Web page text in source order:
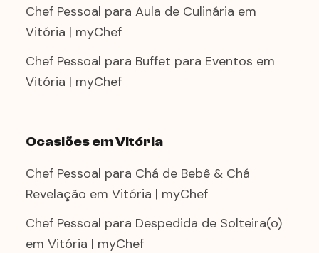
Chef Pessoal para Aula de Culinária em
Vitória | myChef
Chef Pessoal para Buffet para Eventos em
Vitória | myChef
Ocasiões em Vitória
Chef Pessoal para Chá de Bebê & Chá
Revelação em Vitória | myChef
Chef Pessoal para Despedida de Solteira(o)
em Vitória | myChef